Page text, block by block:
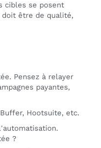
cibles se posent
doit être de qualité,
Pensez à relayer
payantes,
Hootsuite, etc.
?